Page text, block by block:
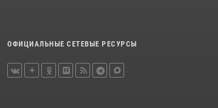
ОФИЦИАЛЬНЫЕ СЕТЕВЫЕ РЕСУРСЫ